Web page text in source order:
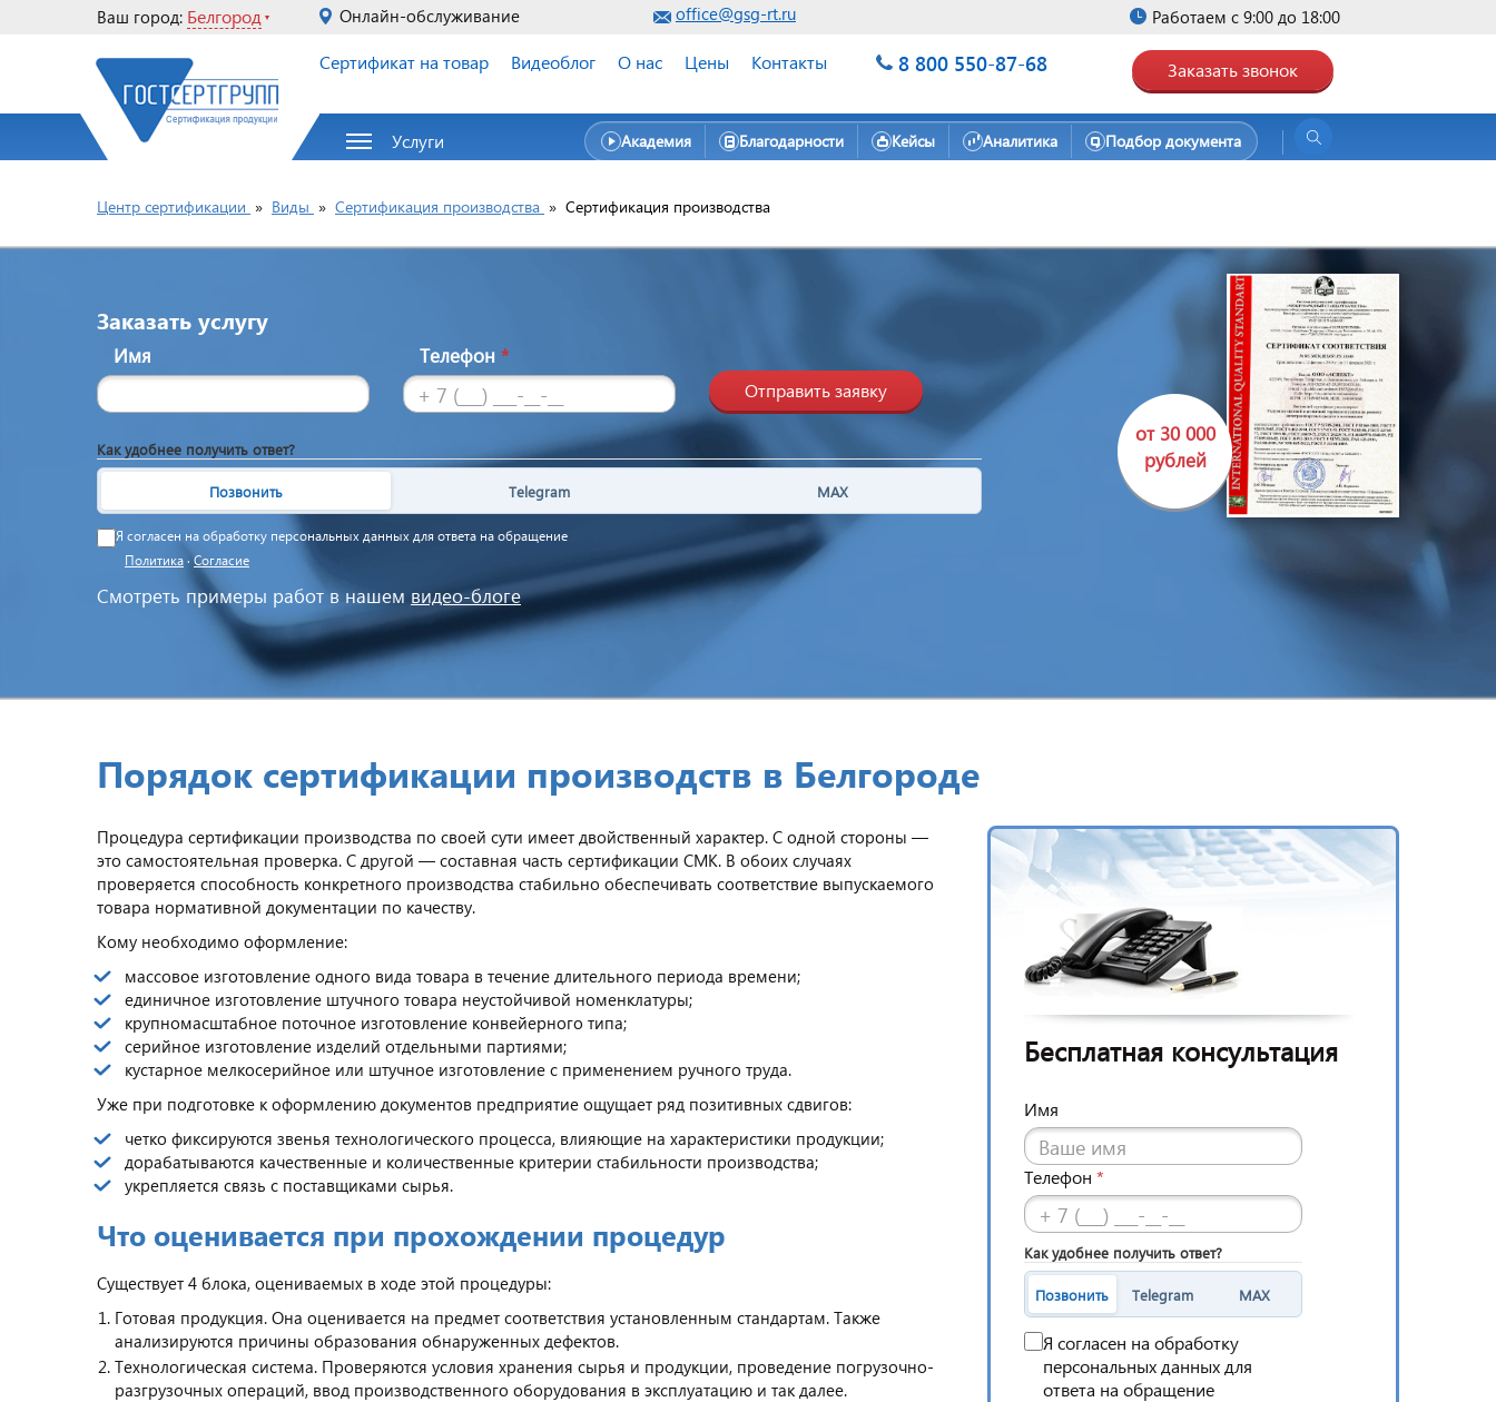
Ваш город: Белгород Онлайн-обслуживание office@gsg-rt.ru Работаем с 9:00 до 18:00
Сертификат на товар Видеоблог О нас Цены Контакты 8 800 550-87-68 Заказать звонок
Услуги Академия Благодарности Кейсы Аналитика Подбор документа
Центр сертификации » Виды » Сертификация производства » Сертификация производства
Заказать услугу
Имя Телефон *
Отправить заявку
Как удобнее получить ответ?
Позвонить Telegram MAX
Я согласен на обработку персональных данных для ответа на обращение
Политика ·Согласие
Смотреть примеры работ в нашем видео-блоге
от 30 000
рублей
Порядок сертификации производств в Белгороде
Процедура сертификации производства по своей сути имеет двойственный характер. С одной стороны —
это самостоятельная проверка. С другой — составная часть сертификации СМК. В обоих случаях
проверяется способность конкретного производства стабильно обеспечивать соответствие выпускаемого
товара нормативной документации по качеству.
Кому необходимо оформление:
массовое изготовление одного вида товара в течение длительного периода времени;
единичное изготовление штучного товара неустойчивой номенклатуры;
крупномасштабное поточное изготовление конвейерного типа;
серийное изготовление изделий отдельными партиями;
кустарное мелкосерийное или штучное изготовление с применением ручного труда.
Уже при подготовке к оформлению документов предприятие ощущает ряд позитивных сдвигов:
четко фиксируются звенья технологического процесса, влияющие на характеристики продукции;
дорабатываются качественные и количественные критерии стабильности производства;
укрепляется связь с поставщиками сырья.
Что оценивается при прохождении процедур
Существует 4 блока, оцениваемых в ходе этой процедуры:
Готовая продукция. Она оценивается на предмет соответствия установленным стандартам. Также
анализируются причины образования обнаруженных дефектов.
Технологическая система. Проверяются условия хранения сырья и продукции, проведение погрузочно-
разгрузочных операций, ввод производственного оборудования в эксплуатацию и так далее.
Бесплатная консультация
Имя
Телефон *
Как удобнее получить ответ?
Позвонить Telegram MAX
Я согласен на обработку
персональных данных для
ответа на обращение